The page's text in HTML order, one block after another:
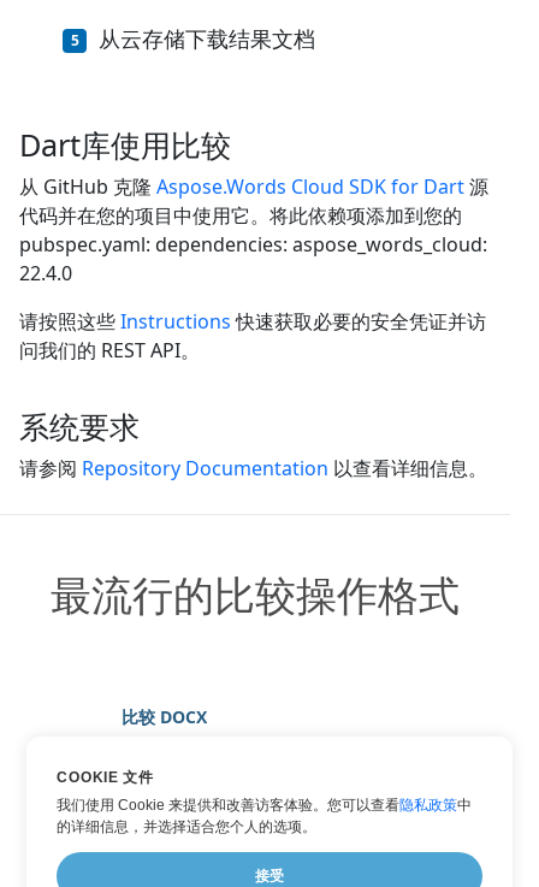
从云存储下载结果文档
Dart库使用比较
从 GitHub 克隆 Aspose.Words Cloud SDK for Dart源
代码并在您的项目中使用它。将此依赖项添加到您的
pubspec.yaml: dependencies: aspose_words_cloud:
22.4.0
请按照这些Instructions快速获取必要的安全凭证并访
问我们的 REST API。
系统要求
请参阅 Repository Documentation 以查看详细信息。
最流行的比较操作格式
比较 DOCX
比较 PDF
比较 TXT
COOKIE 文件
我们使用 Cookie 来提供和改善访客体验。您可以查看隐私政策中
的详细信息，并选择适合您个人的选项。
接受